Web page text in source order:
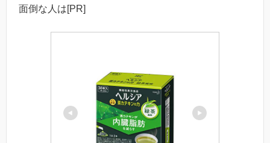
面倒な人は[PR]